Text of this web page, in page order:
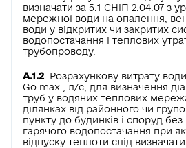
визначати за 5.1 СНіП 2.04.07 з
мережної води на опалення,
води у відкритих чи закритих
водопостачання і теплових
трубопроводу.
А.1.2 Розрахункову витрату
Go.max , л/с, для визначення
труб у водяних теплових
ділянках від районного чи
пункту до будинків і споруд без
гарячого водопостачання при
відпуску теплоти слід